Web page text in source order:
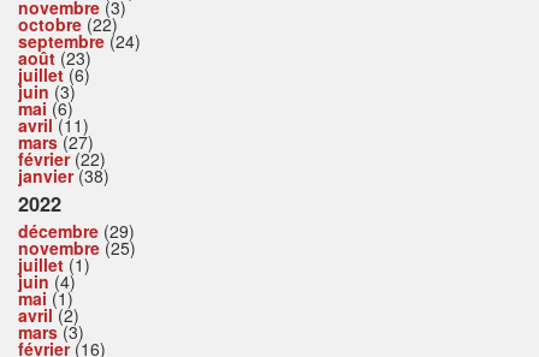
novembre (3)
octobre (22)
septembre (24)
août (23)
juillet(6)
juin (3)
mai (6)
avril(11)
mars(27)
février(22)
janvier(38)
2022
décembre (29)
novembre (25)
juillet (1)
juin (4)
mai (1)
avril(2)
mars(3)
février(16)